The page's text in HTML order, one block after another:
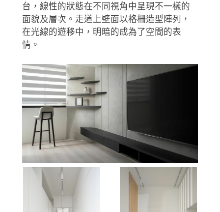
台，線性的狀態在不同視角中呈現不一樣的
面貌及層次。走道上壁面以格柵造型陣列，
在光線的遊移中，明暗的成為了空間的表
情。